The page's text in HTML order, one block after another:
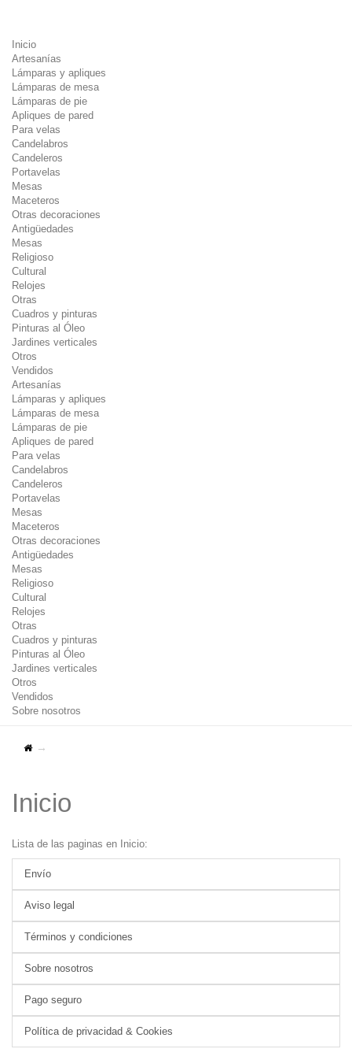
Inicio
Artesanías
Lámparas y apliques
Lámparas de mesa
Lámparas de pie
Apliques de pared
Para velas
Candelabros
Candeleros
Portavelas
Mesas
Maceteros
Otras decoraciones
Antigüedades
Mesas
Religioso
Cultural
Relojes
Otras
Cuadros y pinturas
Pinturas al Óleo
Jardines verticales
Otros
Vendidos
Artesanías
Lámparas y apliques
Lámparas de mesa
Lámparas de pie
Apliques de pared
Para velas
Candelabros
Candeleros
Portavelas
Mesas
Maceteros
Otras decoraciones
Antigüedades
Mesas
Religioso
Cultural
Relojes
Otras
Cuadros y pinturas
Pinturas al Óleo
Jardines verticales
Otros
Vendidos
Sobre nosotros
Inicio
Lista de las paginas en Inicio:
Envío
Aviso legal
Términos y condiciones
Sobre nosotros
Pago seguro
Política de privacidad & Cookies